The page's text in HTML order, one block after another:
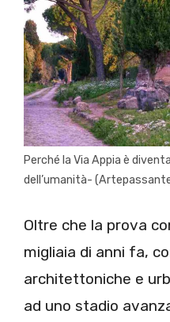
Perché la Via Appia è
dell’umanità-
Oltre che la prova
migliaia di anni fa,
architettoniche e
ad uno stadio